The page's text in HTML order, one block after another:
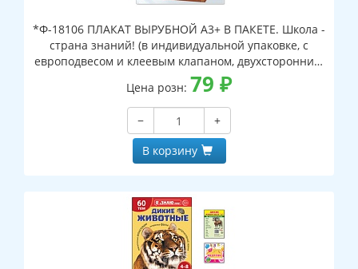
*Ф-18106 ПЛАКАТ ВЫРУБНОЙ А3+ В ПАКЕТЕ. Школа -
страна знаний! (в индивидуальной упаковке, с
европодвесом и клеевым клапаном, двухсторонний,
ВД-лак)
Цена розн: 79 ₽
−
+
В корзину